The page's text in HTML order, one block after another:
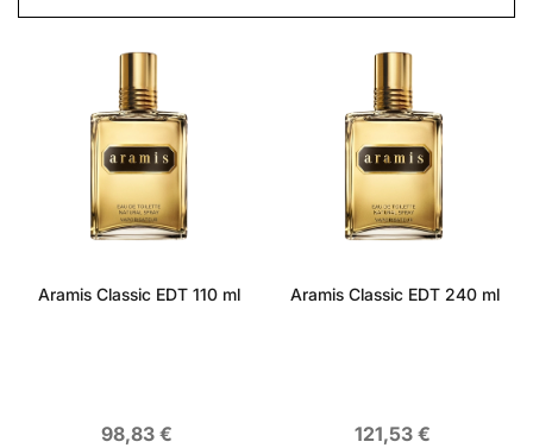
Aramis Classic EDT 110 ml
98,83 €
Aramis Classic EDT 240 ml
121,53 €